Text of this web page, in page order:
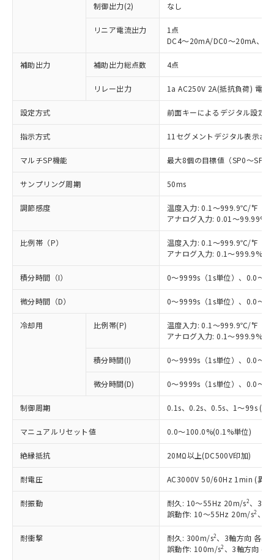
制御出力(2) なし
リニア電流出力
1点
DC4～20mA/DC0～20mA、
補助出力 補助出力総点数 4点
リレー出力 1a AC250V 2A(抵抗負荷) 電
設定方式 前面キーによるデジタル設定
指示方式 11セグメントデジタル表示お
マルチSP機能 最大8個の目標値（SP0～SP7
サンプリング周期 50ms
調節感度
温度入力: 0.1～999.9℃/°F（
アナログ入力: 0.01～
比例帯（P）
温度入力: 0.1～999.9℃/°F（
アナログ入力: 0.1～999.9%FS
積分時間（I） 0～9999s（1s単位）、0.0～
微分時間（D） 0～9999s（1s単位）、0.0～
冷却用 比例帯(P)
温度入力: 0.1～999.9℃/°F（
アナログ入力: 0.1～999.9%FS
積分時間(I) 0～9999s（1s単位）、0.0～
微分時間(D) 0～9999s（1s単位）、0.0～
制御周期 0.1s、0.2s、0.5s、1～99s (1s
マニュアルリセット値 0.0～100.0%(0.1%単位)
絶縁抵抗 20MΩ以上(DC500V印加)
耐電圧 AC3000V 50/60Hz 1min (異極
耐振動 耐久: 10～55Hz 20m/s2、3軸
誤動作: 10～55Hz 20m/s2 、3
耐衝撃 耐久: 300m/s2、3軸方向 各3回
誤動作: 100m/s2 、3軸方向 各
ご利用条件
以下の条件をお読みいただき、同意のうえ
本サービスは、当社制御機器事業取扱
商品の当社在庫状況および標準価格
(税抜)を提供させていただくもので
対応済み：EU RoHS指令（10物質）の
非含有に対応した製品が提供可能な商品で
対応予定：EU RoHS指令（10物質）の非含
有に対応した製品に切り替える予定のある
商品です。
非含有に非対応の商品で、対応品を出す予
調査・確認中：EU RoHS指令（10物質）の
非含有の対応状況を調査中または確認中の
非該当品：ライセンス料など無形物で、有
「○」：最大均質材料含有率が中国RoHSの